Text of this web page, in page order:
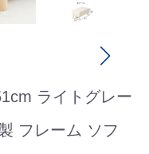
ライトグレー
フレーム ソフ